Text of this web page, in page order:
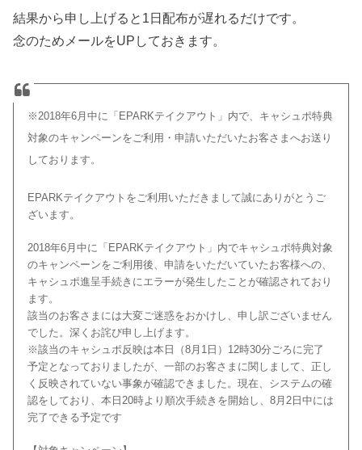
結果から申し上げると1日配布が遅れるだけです。
念のためメールをUPしておきます。
※2018年6月中に「EPARKテイクアウト」内で、キャシュポ特典
対象のキャンペーンをご利用・申請いただいたお客さまへお送り
しております。
EPARKテイクアウトをご利用いただきまして誠にありがとうご
ざいます。
2018年6月中に「EPARKテイクアウト」内でキャシュポ特典対象
のキャンペーンをご利用後、申請をいただいていたお客様への、
キャシュポ進呈手続きにエラーが発生したことが確認されており
ます。
該当のお客さまには大変ご迷惑をおかけし、申し訳ございません
でした。深くお詫び申し上げます。
※該当のキャシュポ反映は本日（8月1日）12時30分ごろに完了
予定となっておりましたが、一部のお客さまに関しまして、正し
く反映されていない事象が確認できました。現在、システムの確
認をしており、本日20時より順次手続きを開始し、8月2日中には
完了できる予定です